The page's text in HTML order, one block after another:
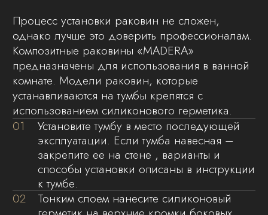
07
В комплектацию отдельно висящих
раковин над стиральной машинкой
входят только кронштейны и крепления к
раковине, а также декоративная крышка,
где предусмотрена.
08
Крепления к стене подбираются
индивидуально покупателем по типу
стены и не предусмотрены
комплектацией.
В нашей компании мы уделяем особое
внимание качеству упаковки продукции, чтобы
обеспечить её максимальную целостность
и сохранность при транспортировке. Каждое
изделие упаковывается в полиэтиленовый
пакет, углы защищаются пенопластовыми
уголками, сверху используется прочная
коробка из гофрированного картона.